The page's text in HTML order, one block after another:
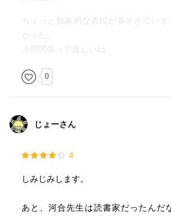
ちょっと抽象的な表現が多すぎていま
かった。
人間関係って難しいね。
0
じょーさん
4
しみじみします。
あと、河合先生は読書家だったんだ